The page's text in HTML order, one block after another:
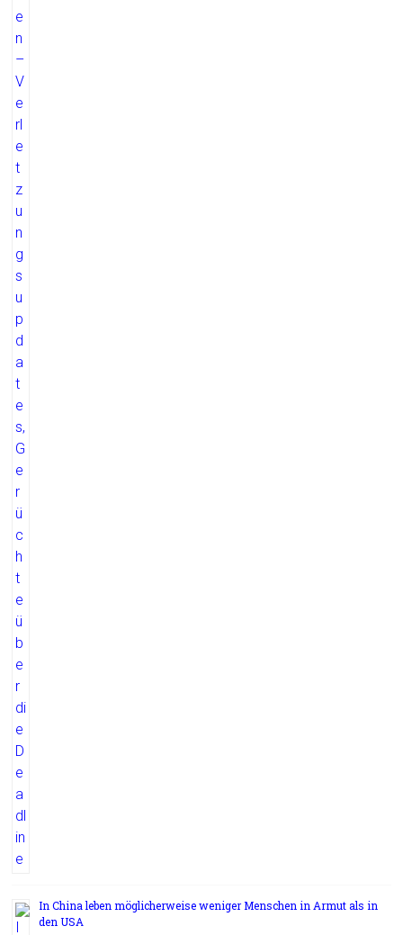
In China leben möglicherweise weniger Menschen in Armut als in
den USA